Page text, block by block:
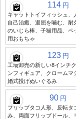
114 円
キャットトイフィッシュ、
自己治癒、退屈を噛む、耐
のいじら棒、子猫用品、ペ
用おもちゃ
123 円
工場卸売の新しい8インチ
ンフィギュア、クロームマ
婚式投げぬいぐるみ
90 円
フリップタコ人形、反転タ
み、両面フリップドール、